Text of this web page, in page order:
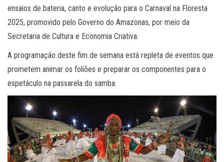
ensaios de bateria, canto e evolução para o Carnaval na Floresta
2025, promovido pelo Governo do Amazonas, por meio da
Secretaria de Cultura e Economia Criativa.
A programação deste fim de semana está repleta de eventos que
prometem animar os foliões e preparar os componentes para o
espetáculo na passarela do samba.